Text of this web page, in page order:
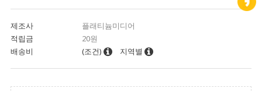
제조사
플래티늄미디어
적립금
20원
배송비
(조건) 지역별